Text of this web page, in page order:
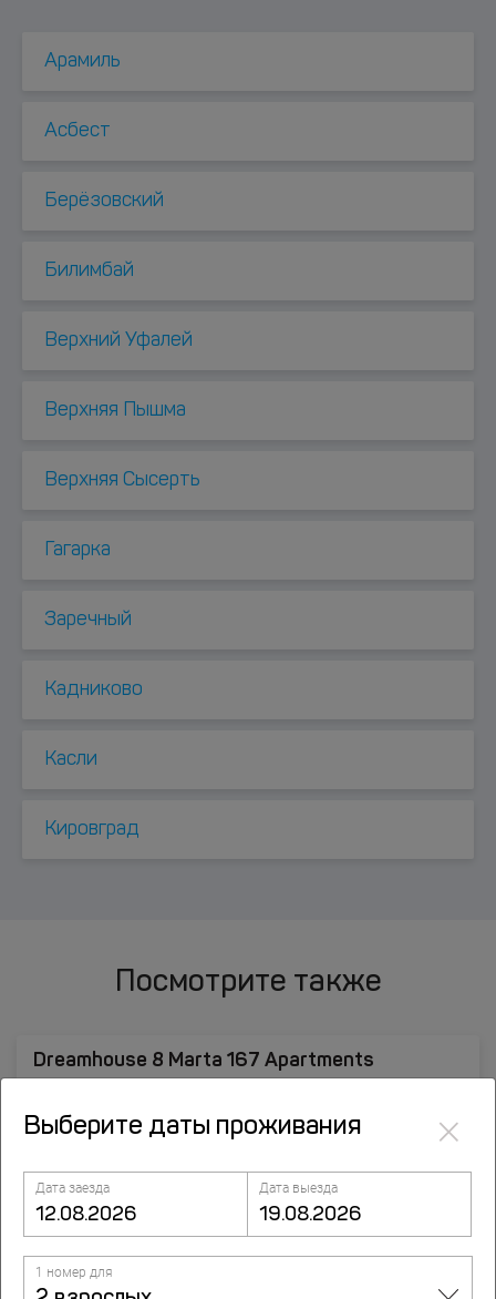
Арамиль
Асбест
Берёзовский
Билимбай
Верхний Уфалей
Верхняя Пышма
Верхняя Сысерть
Гагарка
Заречный
Кадниково
Касли
Кировград
Посмотрите также
Dreamhouse 8 Marta 167 Apartments
Выберите даты проживания ×
Дата заезда Дата выезда
1 номер для